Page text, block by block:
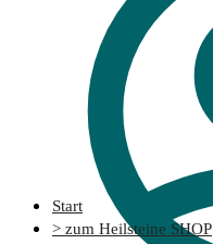
Start
> zum Heilsteine SHOP